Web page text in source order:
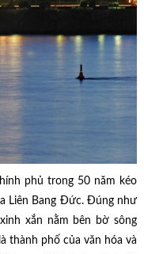
phủ trong 50 năm kéo
Liên Bang Đức. Đúng như
xắn nằm bên bờ sông
thành phố của văn hóa và